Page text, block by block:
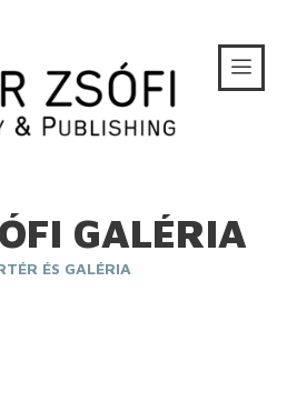
GALÉRIA
ÉS GALÉRIA